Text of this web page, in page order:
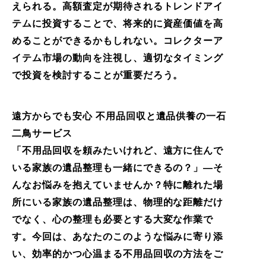
えられる。高額査定が期待されるトレンドアイ
テムに投資することで、将来的に資産価値を高
めることができるかもしれない。コレクターア
イテム市場の動向を注視し、適切なタイミング
で投資を検討することが重要だろう。
遠方からでも安心 不用品回収と遺品供養の一石
二鳥サービス
「不用品回収を頼みたいけれど、遠方に住んで
いる家族の遺品整理も一緒にできるの？」—そ
んなお悩みを抱えていませんか？特に離れた場
所にいる家族の遺品整理は、物理的な距離だけ
でなく、心の整理も必要とする大変な作業で
す。今回は、あなたのこのような悩みに寄り添
い、効率的かつ心温まる不用品回収の方法をご